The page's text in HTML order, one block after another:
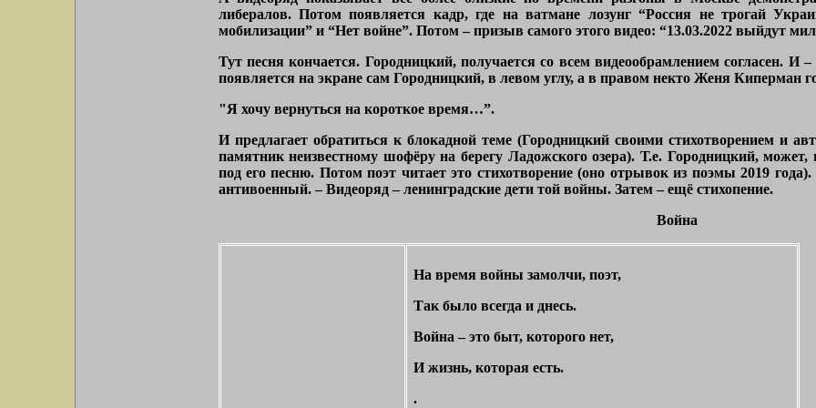
либералов. Потом появляется кадр, где на ватмане лозунг “Россия не трогай
мобилизации” и “Нет войне”. Потом – призыв самого этого видео: “13.03.2022 выйдут
Тут песня кончается. Городницкий, получается со всем видеообрамлением согласен.
появляется на экране сам Городницкий, в левом углу, а в правом некто Женя Киперман
"Я хочу вернуться на короткое время…”.
И предлагает обратиться к блокадной теме (Городницкий своими стихотворением и
памятник неизвестному шофёру на берегу Ладожского озера). Т.е. Городницкий,
под его песню. Потом поэт читает это стихотворение (оно отрывок из поэмы 2019
антивоенный. – Видеоряд – ленинградские дети той войны. Затем – ещё стихопение.
Война
На время войны замолчи, поэт,
Так было всегда и днесь.
Война – это быт, которого нет,
И жизнь, которая есть.
.